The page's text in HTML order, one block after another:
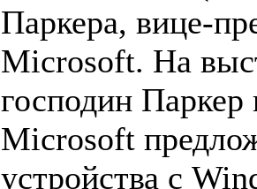
Паркера, вице-
Microsoft. На
господин
Microsoft
устройства с